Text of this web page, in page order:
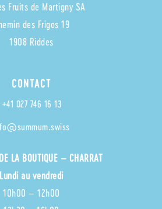
Fruits de Martigny SA
des Frigos 19
1908 Riddes
CONTACT
+41 027 746 16 13
DE LA BOUTIQUE – CHARRAT
Lundi au vendredi
10h00 – 12h00